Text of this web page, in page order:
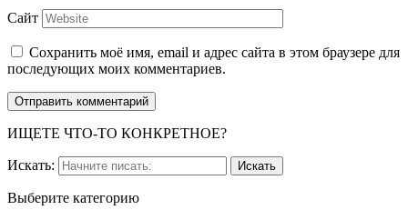
Сайт
Сохранить моё имя, email и адрес сайта в этом браузере для
последующих моих комментариев.
ИЩЕТЕ ЧТО-ТО КОНКРЕТНОЕ?
Искать:
Выберите категорию